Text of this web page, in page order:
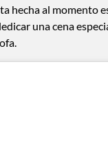
hecha al momento
una cena